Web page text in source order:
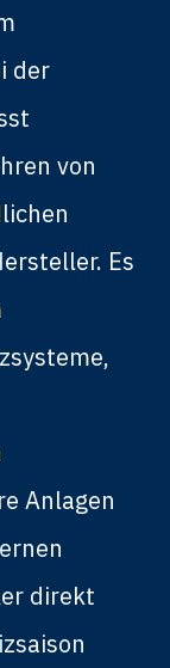
der
von
Es
Anlagen
direkt